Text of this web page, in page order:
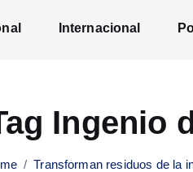
Internacional
Ingenio
Transforman residuos de la